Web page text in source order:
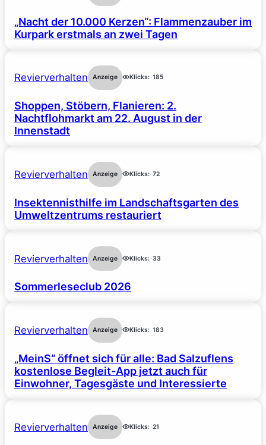
„Nacht der 10.000 Kerzen“: Flammenzauber im
Kurpark erstmals an zwei Tagen
Revierverhalten Anzeige Klicks: 185
Shoppen, Stöbern, Flanieren: 2.
Nachtflohmarkt am 22. August in der
Innenstadt
Revierverhalten Anzeige Klicks: 72
Insektennisthilfe im Landschaftsgarten des
Umweltzentrums restauriert
Revierverhalten Anzeige Klicks: 33
Sommerleseclub 2026
Revierverhalten Anzeige Klicks: 183
„MeinS“ öffnet sich für alle: Bad Salzuflens
kostenlose Begleit-App jetzt auch für
Einwohner, Tagesgäste und Interessierte
Revierverhalten Anzeige Klicks: 21